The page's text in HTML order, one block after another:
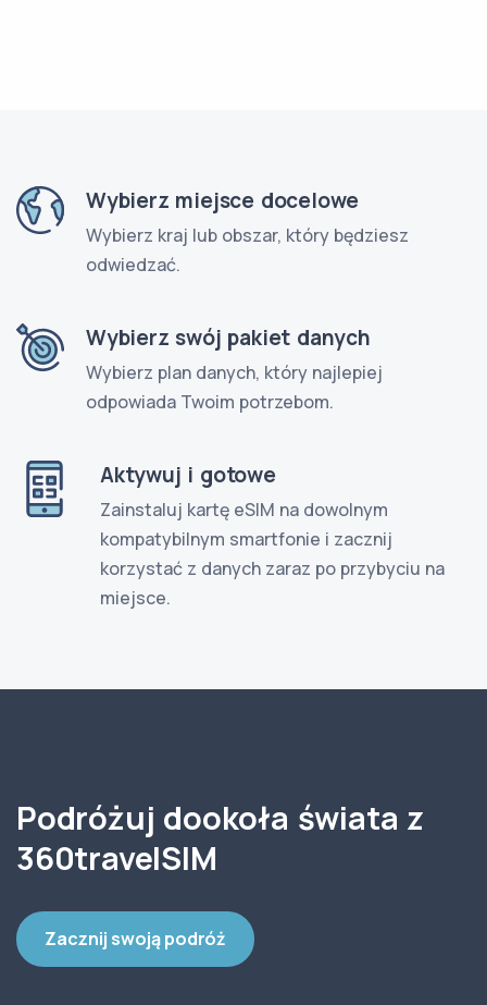
Wybierz miejsce docelowe
Wybierz kraj lub obszar, który będziesz
odwiedzać.
Wybierz swój pakiet danych
Wybierz plan danych, który najlepiej
odpowiada Twoim potrzebom.
Aktywuj i gotowe
Zainstaluj kartę eSIM na dowolnym
kompatybilnym smartfonie i zacznij
korzystać z danych zaraz po przybyciu na
miejsce.
Podróżuj dookoła świata z
360travelSIM
Zacznij swoją podróż